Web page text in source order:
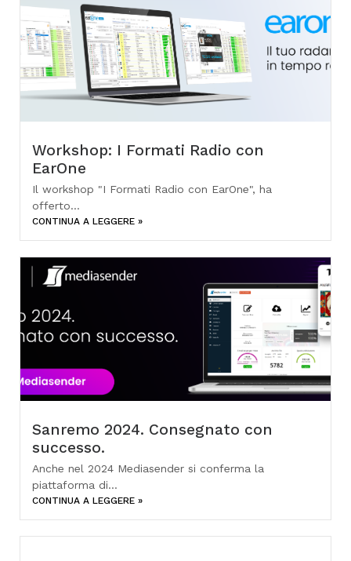
Workshop: I Formati Radio con
EarOne
Il workshop "I Formati Radio con EarOne", ha
offerto...
CONTINUA A LEGGERE »
Sanremo 2024. Consegnato con
successo.
Anche nel 2024 Mediasender si conferma la
piattaforma di...
CONTINUA A LEGGERE »